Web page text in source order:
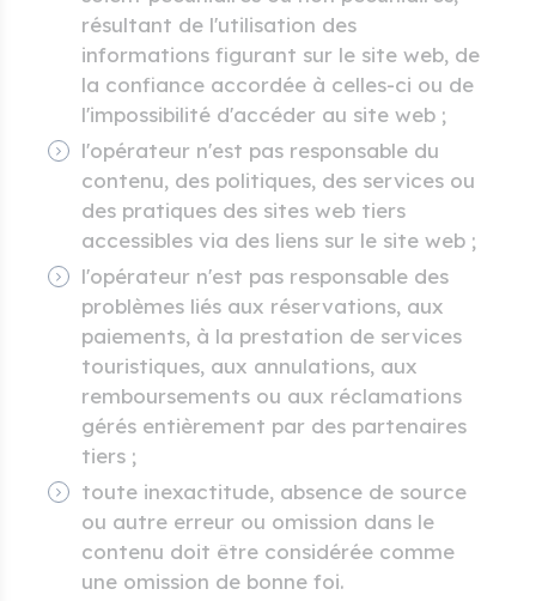
résultant de l'utilisation des
informations figurant sur le site web, de
la confiance accordée à celles-ci ou de
l'impossibilité d'accéder au site web ;
l'opérateur n'est pas responsable du
contenu, des politiques, des services ou
des pratiques des sites web tiers
accessibles via des liens sur le site web ;
l'opérateur n'est pas responsable des
problèmes liés aux réservations, aux
paiements, à la prestation de services
touristiques, aux annulations, aux
remboursements ou aux réclamations
gérés entièrement par des partenaires
tiers ;
toute inexactitude, absence de source
ou autre erreur ou omission dans le
contenu doit être considérée comme
une omission de bonne foi.